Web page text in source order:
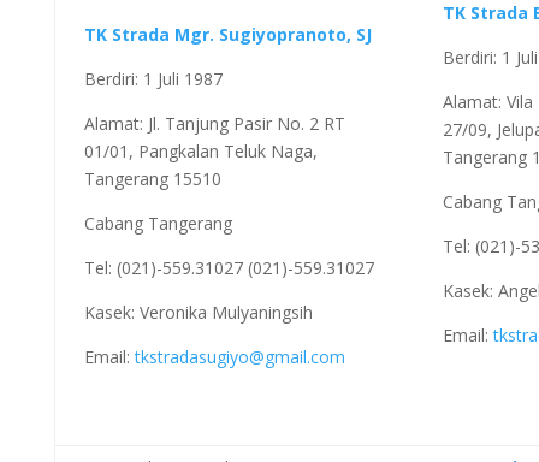
TK Strada Mgr. Sugiyopranoto, SJ
Berdiri: 1 Juli 1987
Alamat: Jl. Tanjung Pasir No. 2 RT
01/01, Pangkalan Teluk Naga,
Tangerang 15510
Cabang Tangerang
Tel: (021)-559.31027 (021)-559.31027
Kasek: Veronika Mulyaningsih
Email:tkstradasugiyo@gmail.com
TK Strada
Berdiri: 1
Alamat:
27/09,
Tangerang
Cabang
Tel: (021)-
Kasek:
Email: